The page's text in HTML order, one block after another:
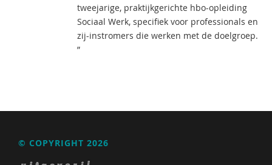
tweejarige, praktijkgerichte hbo-opleiding
Sociaal Werk, specifiek voor professionals en
zij-instromers die werken met de doelgroep.
”
© COPYRIGHT 2026